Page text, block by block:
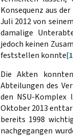
Konsequenz aus
Juli 2012 von
damalige
jedoch keinen
feststellen konnte
Die Akten
Abteilungen des
den NSU-
Oktober 2013
bereits 1998
nachgegangen